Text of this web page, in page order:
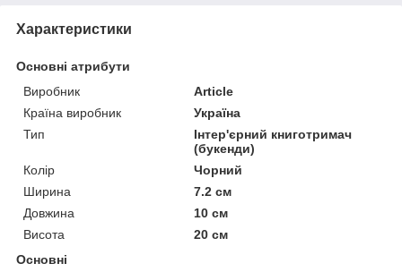
Характеристики
Основні атрибути
Виробник
Article
Країна виробник
Україна
Тип
Інтер'єрний книготримач
(букенди)
Колір
Чорний
Ширина
7.2 см
Довжина
10 см
Висота
20 см
Основні